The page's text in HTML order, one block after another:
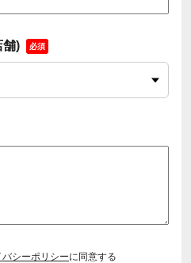
舗) 必須
バシーポリシーに同意する